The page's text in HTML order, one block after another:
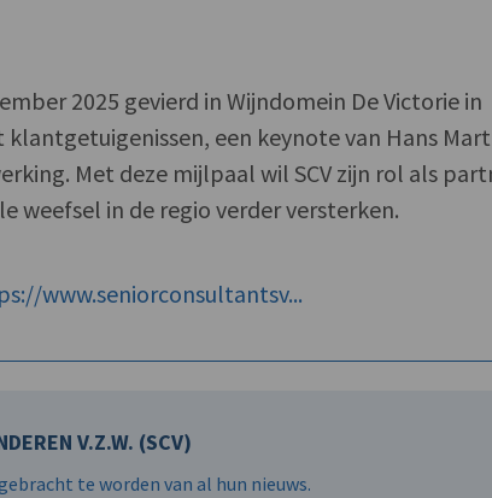
2025 gevierd in Wijndomein De Victorie in
een keynote van Hans
Met deze mijlpaal wil SCV zijn rol als
weefsel in de regio verder versterken.
www.seniorconsultantsv...
V.Z.W. (SCV)
te worden van al hun nieuws.